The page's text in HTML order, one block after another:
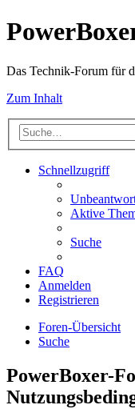
Das Technik-Forum für
Zum Inhalt
Schnellzugriff
Aktive
Suche
FAQ
Anmelden
Registrieren
Foren-Übersicht
Suche
PowerBoxer-